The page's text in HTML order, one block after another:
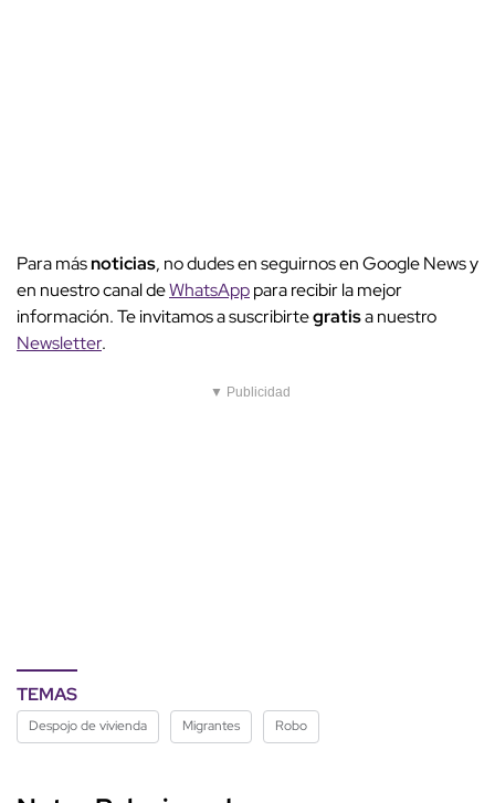
Para másnoticias, no dudes en seguirnos en Google News y
en nuestro canal deWhatsApppara recibir la mejor
información. Te invitamos a suscribirtegratisa nuestro
Newsletter.
▼ Publicidad
TEMAS
Despojo de vivienda Migrantes Robo